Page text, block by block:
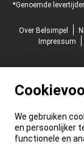
*Genoemde
Over Belsimpel
Impressum
We gebruiken
en persoonlijker
functionele en